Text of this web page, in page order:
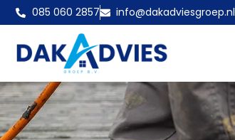
085 060 2857 info@dakadviesgroep.nl